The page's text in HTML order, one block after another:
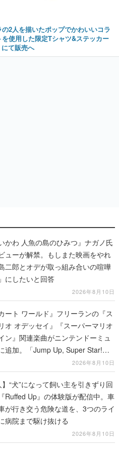
2人を描いたポップでかわいいコラ
使用した限定Tシャツ&ステッカー
て販売へ
かわ 人魚の島のひみつ』ナガノ氏
ューが解禁。もしまた映画をやれ
二郎とオデが取っ組み合いの喧嘩
にしたいと回答
2026年8月10日
ート ワールド』フリーランの『ス
オ オデッセイ』『スーパーマリオ
ン』関連楽曲がニンテンドーミュ
追加。「Jump Up, Super Star!」
クタウン」など計14曲が配信
2026年8月10日
】“犬”になって飼い主を引きずり回
Ruffed Up』の体験版が配信中。車
が行き交う危険な道を、3つのライ
病院まで駆け抜ける
2026年8月10日